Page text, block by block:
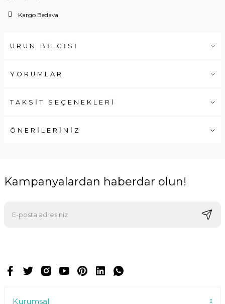
Kargo Bedava
ÜRÜN BİLGİSİ
YORUMLAR
TAKSİT SEÇENEKLERİ
ÖNERİLERİNİZ
Kampanyalardan haberdar olun!
Kurumsal